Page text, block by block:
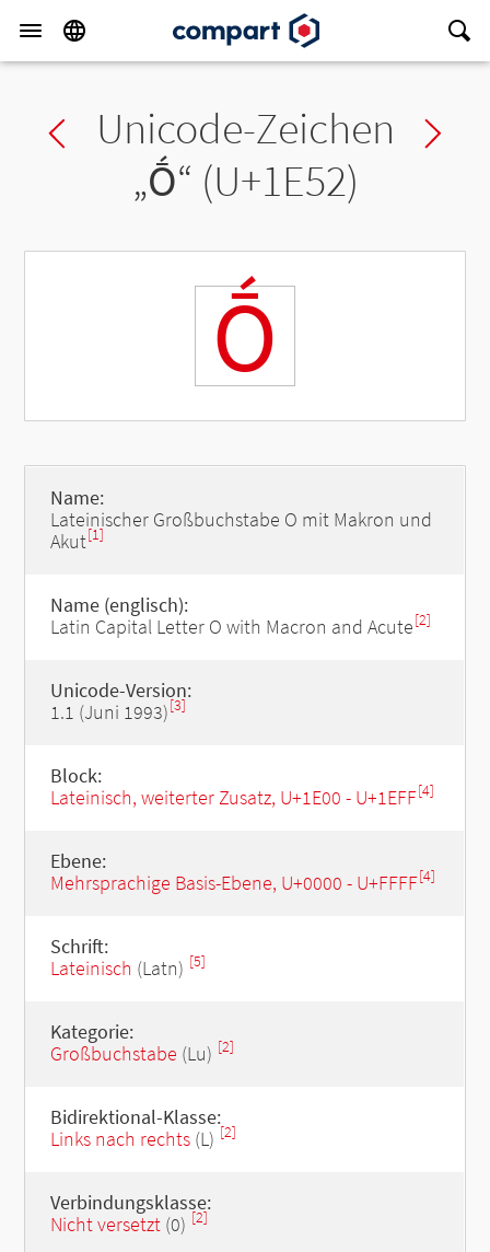
Previous char
Unicode-Zeichen
„Ṓ“ (U+1E52)
Ṓ
Name:
Lateinischer Großbuchstabe O mit Makron und
Akut[1]
Name (englisch):
Latin Capital Letter O with Macron and Acute[2]
Unicode-Version:
1.1 (Juni 1993)[3]
Block:
Lateinisch, weiterter Zusatz, U+1E00 - U+1EFF[4]
Ebene:
Mehrsprachige Basis-Ebene, U+0000 - U+FFFF[4]
Schrift:
Lateinisch (Latn) [5]
Kategorie:
Großbuchstabe (Lu) [2]
Bidirektional-Klasse:
Links nach rechts(L) [2]
Verbindungsklasse:
Nicht versetzt(0) [2]